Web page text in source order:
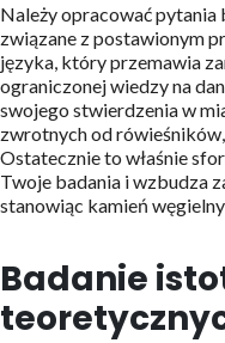
Należy opracować
związane z postawionym
języka, który przemawia
ograniczonej wiedzy na
swojego stwierdzenia w
zwrotnych od
Ostatecznie to właśnie
Twoje badania i wzbudza
stanowiąc kamień
Badanie